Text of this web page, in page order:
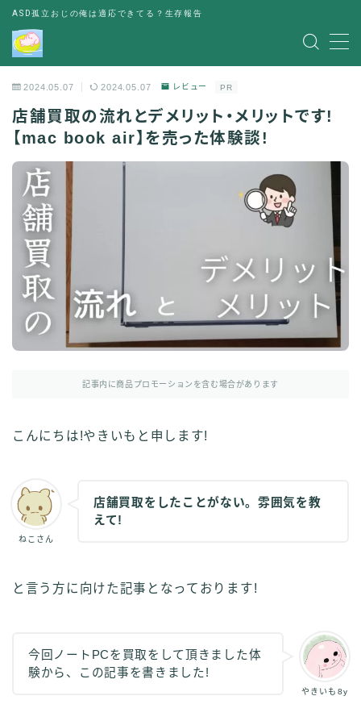
ASD孤立おじの俺は適応できてる？生存報告
MENU
レビュー
お金の悩み
人間関係の悩み
その他
出会い
パーティー
イラストで稼ぎたい
2024.05.07 2024.05.07 レビュー PR
店舗買取の流れとデメリット・メリットです!
【mac book air】を売った体験談!
記事内に商品プロモーションを含む場合があります
こんにちは!やきいもと申します!
ねこさん
店舗買取をしたことがない。雰囲気を教
えて!
と言う方に向けた記事となっております!
やきいも8y
今回ノートPCを買取をして頂きました体
験から、この記事を書きました!